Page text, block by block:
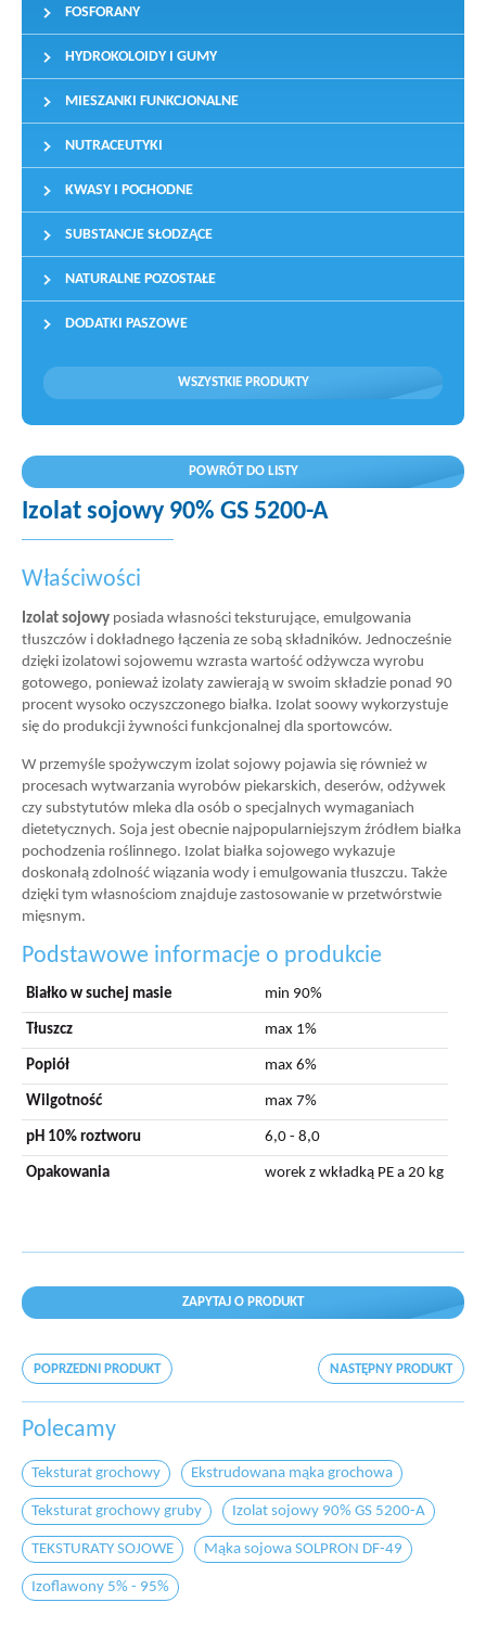
FOSFORANY
HYDROKOLOIDY I GUMY
MIESZANKI FUNKCJONALNE
NUTRACEUTYKI
KWASY I POCHODNE
SUBSTANCJE SŁODZĄCE
NATURALNE POZOSTAŁE
DODATKI PASZOWE
WSZYSTKIE PRODUKTY
POWRÓT DO LISTY
Izolat sojowy 90% GS 5200-A
Właściwości
Izolat sojowy posiada własności teksturujące, emulgowania
tłuszczów i dokładnego łączenia ze sobą składników. Jednocześnie
dzięki izolatowi sojowemu wzrasta wartość odżywcza wyrobu
gotowego, ponieważ izolaty zawierają w swoim składzie ponad 90
procent wysoko oczyszczonego białka. Izolat soowy wykorzystuje
się do produkcji żywności funkcjonalnej dla sportowców.
W przemyśle spożywczym izolat sojowy pojawia się również w
procesach wytwarzania wyrobów piekarskich, deserów, odżywek
czy substytutów mleka dla osób o specjalnych wymaganiach
dietetycznych. Soja jest obecnie najpopularniejszym źródłem białka
pochodzenia roślinnego. Izolat białka sojowego wykazuje
doskonałą zdolność wiązania wody i emulgowania tłuszczu. Także
dzięki tym własnościom znajduje zastosowanie w przetwórstwie
mięsnym.
Podstawowe informacje o produkcie
Białko w suchej masie min 90%
Tłuszcz max 1%
Popiół max 6%
Wilgotność max 7%
pH 10% roztworu 6,0 - 8,0
Opakowania worek z wkładką PE a 20 kg
ZAPYTAJ O PRODUKT
POPRZEDNI PRODUKT NASTĘPNY PRODUKT
Polecamy
Teksturat grochowy Ekstrudowana mąka grochowa
Teksturat grochowy gruby Izolat sojowy 90% GS 5200-A
TEKSTURATY SOJOWE Mąka sojowa SOLPRON DF-49
Izoflawony 5% - 95%